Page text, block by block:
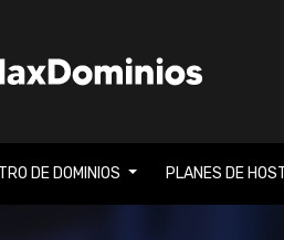
DE DOMINIOS PLANES DE